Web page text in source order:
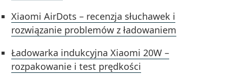
Xiaomi AirDots – recenzja słuchawek i
rozwiązanie problemów z ładowaniem
Ładowarka indukcyjna Xiaomi 20W –
rozpakowanie i test prędkości